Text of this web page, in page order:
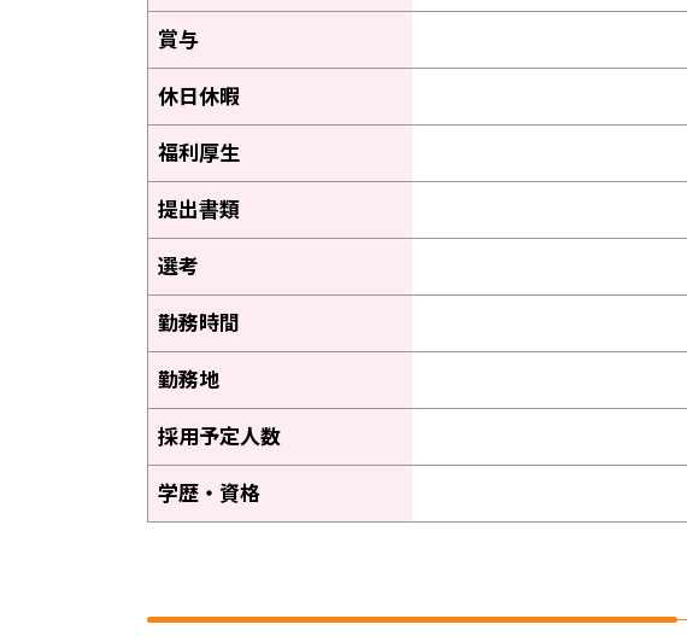
賞与
休日休暇
福利厚生
提出書類
選考
勤務時間
勤務地
採用予定人数
学歴・資格